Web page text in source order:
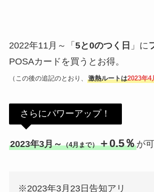
2022年11月～「 5と0のつく日 」に
POSAカードを買うとお得。
（この後の追記のとおり、 激熱ルートは2023年4
さらにパワーアップ！
2023年3月～（4月まで）＋0.5％が
※2023年3月23日告知アリ